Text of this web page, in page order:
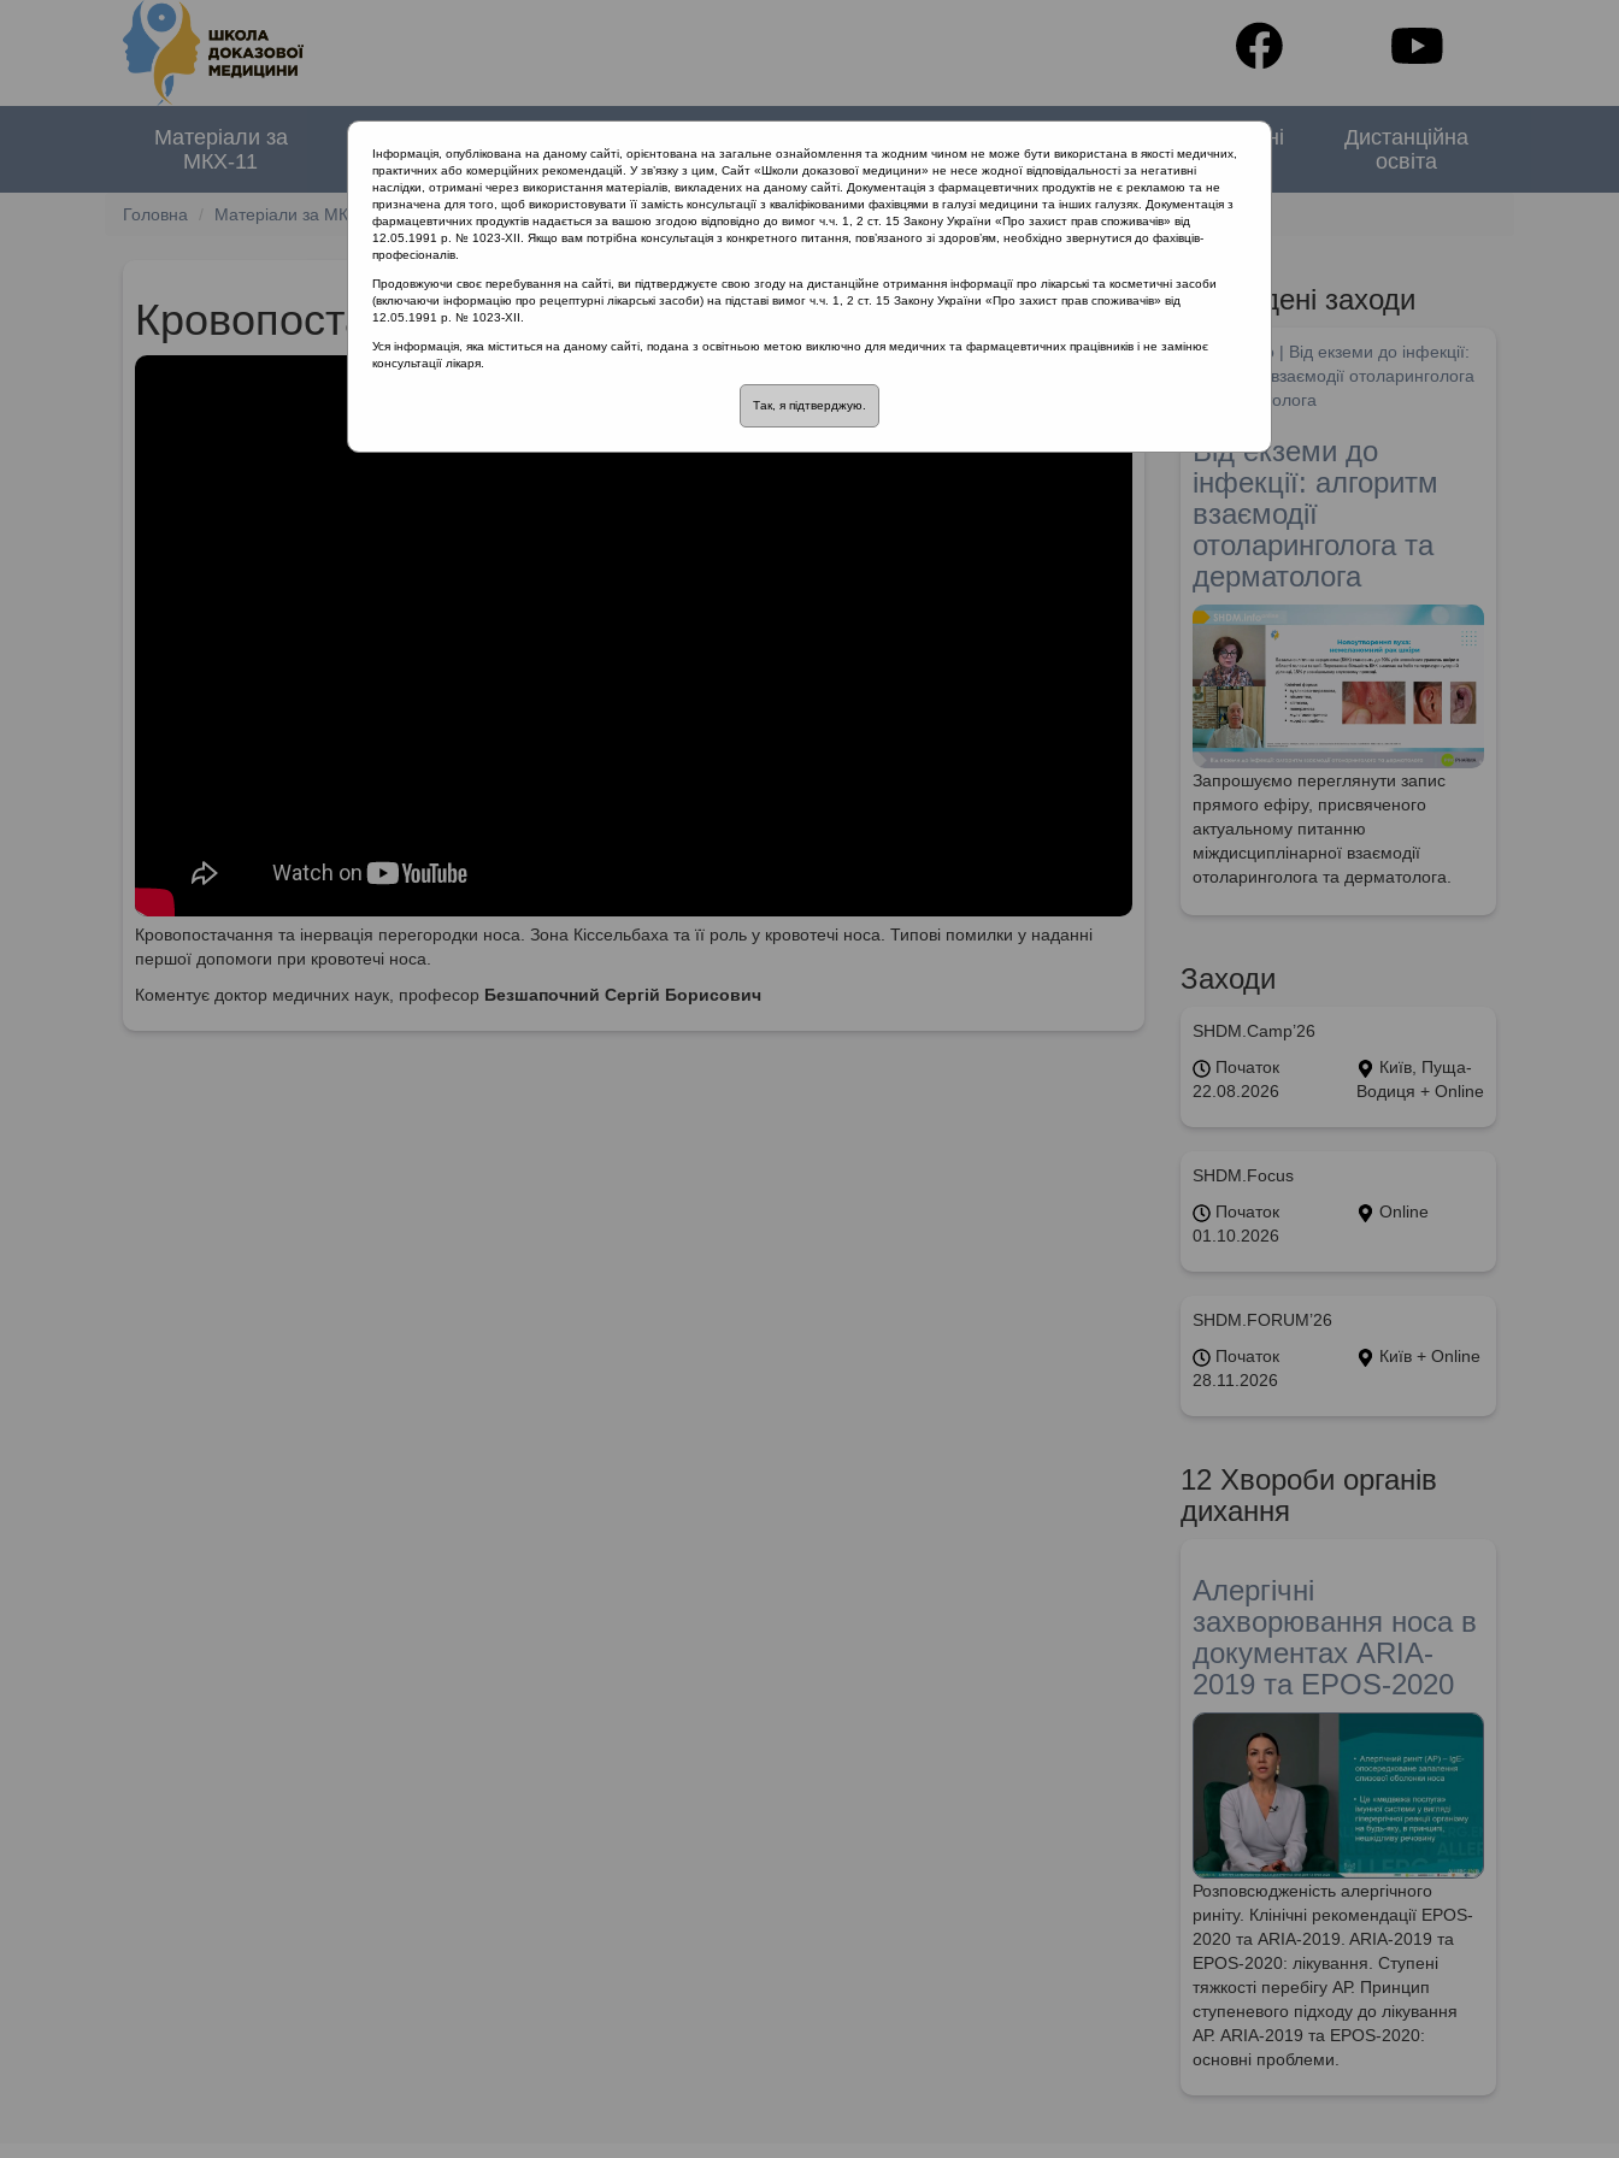
Матеріали за
МКХ-11
документи
заходи
проекту
Спеціальні
випуски
Дистанційна
освіта
Головна Матеріали за МКХ-11 12 Хвороби органів дихання Кровопостачання порожнини носу
Кровопостачання порожнини носу
Кровопостачання та інервація перегородки носа. Зона Кіссельбаха та її роль у кровотечі носа. Типові помилки у наданні
першої допомоги при кровотечі носа.
Коментує доктор медичних наук, професор Безшапочний Сергій Борисович
Проведені заходи
SHDM.info | Від екземи до інфекції:
алгоритм взаємодії отоларинголога
та дерматолога
Від екземи до
інфекції: алгоритм
взаємодії
отоларинголога та
дерматолога
Запрошуємо переглянути запис
прямого ефіру, присвяченого
актуальному питанню
міждисциплінарної взаємодії
отоларинголога та дерматолога.
Заходи
SHDM.Camp’26
Початок
22.08.2026
Київ, Пуща-
Водиця + Online
SHDM.Focus
Початок
01.10.2026
Online
SHDM.FORUM’26
Початок
28.11.2026
Київ + Online
12 Хвороби органів
дихання
Алергічні
захворювання носа в
документах ARIA-
2019 та EPOS-2020
Розповсюдженість алергічного
риніту. Клінічні рекомендації EPOS-
2020 та ARIA-2019. ARIA-2019 та
EPOS-2020: лікування. Ступені
тяжкості перебігу АР. Принцип
ступеневого підходу до лікування
АР. ARIA-2019 та EPOS-2020:
основні проблеми.
Інформація, опублікована на даному сайті, орієнтована на загальне ознайомлення та жодним чином не може бути використана в якості медичних,
практичних або комерційних рекомендацій. У зв’язку з цим, Сайт «Школи доказової медицини» не несе жодної відповідальності за негативні
наслідки, отримані через використання матеріалів, викладених на даному сайті. Документація з фармацевтичних продуктів не є рекламою та не
призначена для того, щоб використовувати її замість консультації з кваліфікованими фахівцями в галузі медицини та інших галузях. Документація з
фармацевтичних продуктів надається за вашою згодою відповідно до вимог ч.ч. 1, 2 ст. 15 Закону України «Про захист прав споживачів» від
12.05.1991 р. № 1023-XII. Якщо вам потрібна консультація з конкретного питання, пов’язаного зі здоров’ям, необхідно звернутися до фахівців-
професіоналів.
Продовжуючи своє перебування на сайті, ви підтверджуєте свою згоду на дистанційне отримання інформації про лікарські та косметичні засоби
(включаючи інформацію про рецептурні лікарські засоби) на підставі вимог ч.ч. 1, 2 ст. 15 Закону України «Про захист прав споживачів» від
12.05.1991 р. № 1023-XII.
Уся інформація, яка міститься на даному сайті, подана з освітньою метою виключно для медичних та фармацевтичних працівників і не замінює
консультації лікаря.
Так, я підтверджую.